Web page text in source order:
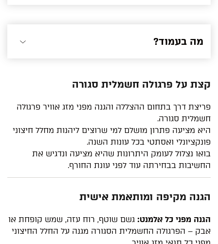
מה בעמוד?
קצת על פרגולה חשמלית סגורה
פריצת דרך בתחום ההצללה והגנה מפני מזג אוויר פרגולה
חשמלית סגורה.
היא מציעה פתרון מושלם למי שרוצים ליהנות מחלל חיצוני
פונקציונלי ואסתטי בכל עונות השנה.
בואו נצלול לעומק היתרונות שהיא מציעה ונדגיש את
החשיבות בבחירתה עוד לפני עונת החורף.
הגנה מקיפה ומותאמת אישית
הגנה מפני כל אלמנט: גשם שוטף, רוח עזה, שמש קופחת או
אבק – הפרגולה החשמלית הסגורה מגנה על החלל החיצוני